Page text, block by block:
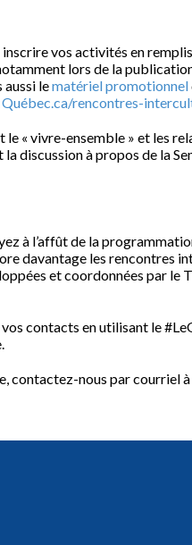
vos activités en
lors de la
aussi lematériel promotionnel
Québec.ca/rencontres-
le « vivre-ensemble » et les
discussion à propos de la
à l’affût de la
davantage les rencontres
et coordonnées par le
contacts en utilisant le
contactez-nous par courriel à